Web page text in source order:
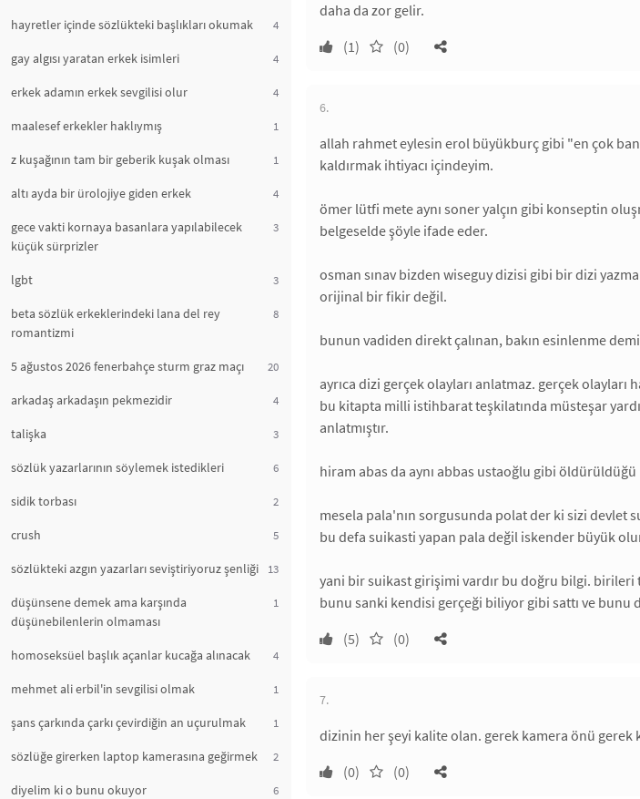
hayretler içinde sözlükteki başlıkları okumak 4
gay algısı yaratan erkek isimleri 4
erkek adamın erkek sevgilisi olur 4
maalesef erkekler haklıymış 1
z kuşağının tam bir geberik kuşak olması 1
altı ayda bir ürolojiye giden erkek 4
gece vakti kornaya basanlara yapılabilecek
küçük sürprizler
3
lgbt 3
beta sözlük erkeklerindeki lana del rey
romantizmi
8
5 ağustos 2026 fenerbahçe sturm graz maçı 20
arkadaş arkadaşın pekmezidir 4
talişka 3
sözlük yazarlarının söylemek istedikleri 6
sidik torbası 2
crush 5
sözlükteki azgın yazarları seviştiriyoruz şenliği 13
düşünsene demek ama karşında
düşünebilenlerin olmaması
1
homoseksüel başlık açanlar kucağa alınacak 4
mehmet ali erbil'in sevgilisi olmak 1
şans çarkında çarkı çevirdiğin an uçurulmak 1
sözlüğe girerken laptop kamerasına geğirmek 2
diyelim ki o bunu okuyor 6
daha da zor gelir.
(1)
(0)
6.
allah rahmet eylesin erol büyükburç gibi "en çok
kaldırmak ihtiyacı içindeyim.
ömer lütfi mete aynı soner yalçın gibi konseptin
belgeselde şöyle ifade eder.
osman sınav bizden wiseguy dizisi gibi bir dizi
orijinal bir fikir değil.
bunun vadiden direkt çalınan, bakın esinlenme
ayrıca dizi gerçek olayları anlatmaz. gerçek
bu kitapta milli istihbarat teşkilatında müsteşar
anlatmıştır.
hiram abas da aynı abbas ustaoğlu gibi
mesela pala'nın sorgusunda polat der ki sizi devlet
bu defa suikasti yapan pala değil iskender büyük
yani bir suikast girişimi vardır bu doğru bilgi. birileri
bunu sanki kendisi gerçeği biliyor gibi sattı ve bunu
(5)
(0)
7.
dizinin her şeyi kalite olan. gerek kamera önü gerek
(0)
(0)